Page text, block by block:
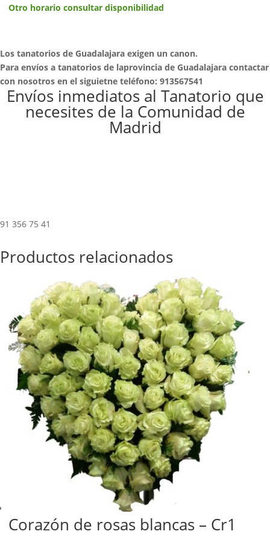
Otro horario consultar disponibilidad
Los tanatorios de Guadalajara exigen un canon.
Para envíos a tanatorios de laprovincia de Guadalajara contactar
con nosotros en el siguietne teléfono: 913567541
Envíos inmediatos al Tanatorio que
necesites de la Comunidad de
Madrid
91 356 75 41
Productos relacionados
Corazón de rosas blancas – Cr1